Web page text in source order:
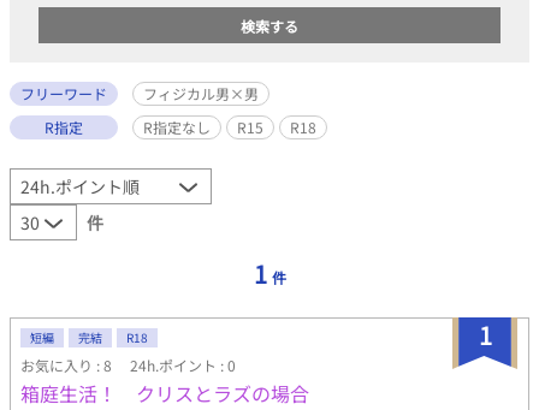
フリーワード
フィジカル男×男
R指定
R指定なし R15 R18
件
1 件
1
短編 完結 R18
お気に入り : 8 24h.ポイント : 0
箱庭生活！ クリスとラズの場合